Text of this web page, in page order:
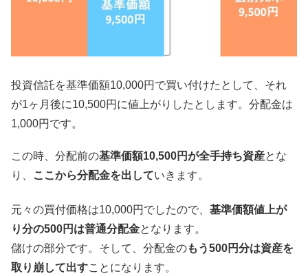
投資信託を基準価額10,000円で買い付けたとして、それ
が1ヶ月後に10,500円に値上がりしたとします。分配金は
1,000円です。
この時、分配前の基準価額10,500円が全手持ち資産とな
り、
ここから分配金を出していきます。
元々の買付価格は10,000円でしたので、 基準価額値上が
り分の500円は普通分配金となります。
儲けの部分です。そして、分配金のもう500円分は資産を
取り崩して出すことになります。